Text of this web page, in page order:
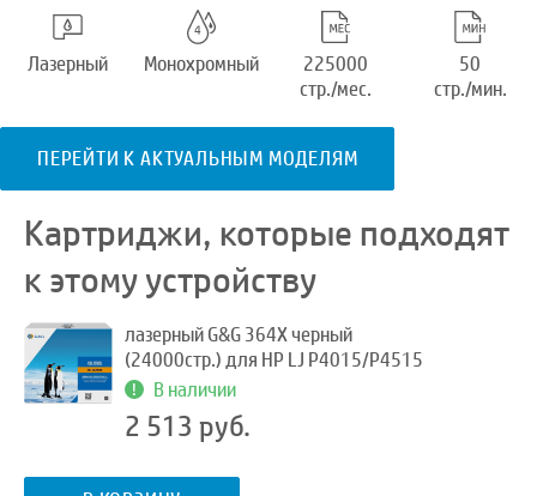
Лазерный Монохромный
225000
стр./мес.
50
стр./мин.
ПЕРЕЙТИ К АКТУАЛЬНЫМ МОДЕЛЯМ
Картриджи, которые подходят
к этому устройству
лазерный G&G 364X черный
(24000стр.) для HP LJ P4015/P4515
В наличии
2 513 руб.